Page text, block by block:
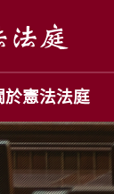
於憲法法庭